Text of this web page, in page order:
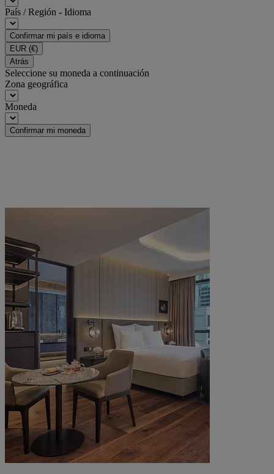
País / Región - Idioma
Confirmar mi país e idioma
EUR (€)
Atrás
Seleccione su moneda a continuación
Zona geográfica
Moneda
Confirmar mi moneda